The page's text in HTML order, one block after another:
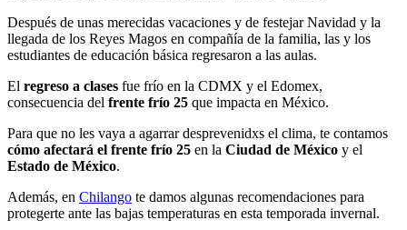
Después de unas merecidas vacaciones y de festejar Navidad y la
llegada de los Reyes Magos en compañía de la familia, las y los
estudiantes de educación básica regresaron a las aulas.
El regreso a clases fue frío en la CDMX y el Edomex,
consecuencia del frente frío 25 que impacta en México.
Para que no les vaya a agarrar desprevenidxs el clima, te contamos
cómo afectará el frente frío 25 en la Ciudad de México y el
Estado de México.
Además, en Chilango te damos algunas recomendaciones para
protegerte ante las bajas temperaturas en esta temporada invernal.